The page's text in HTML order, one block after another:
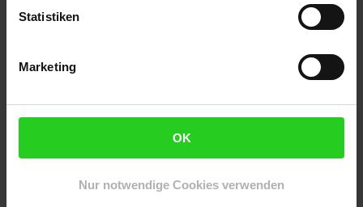
Statistiken
Marketing
OK
Nur notwendige Cookies verwenden
Anti Fingerprint Beschichtung:
spezielle Oberflächenbehandlung, die die Sichtbarkeit von
Fingerabdrücken reduziert, indem sie die Oberflächenstruktur
Oberfläche verringert wird. Dadurch werden Fingerabdrücke mit
was die Oberflächen leichter zu reinigen und pflegeleicht
macht.